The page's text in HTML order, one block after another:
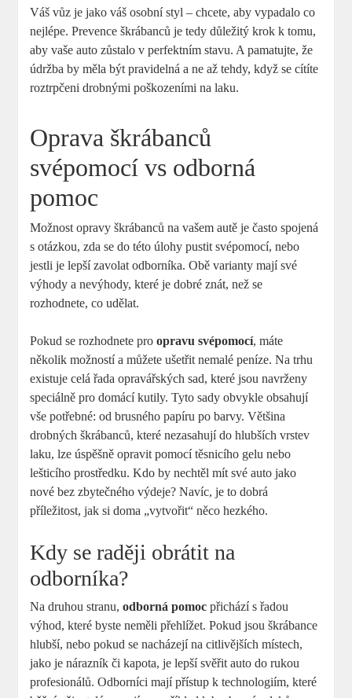
Váš vůz je jako váš osobní styl – chcete, aby vypadalo co
nejlépe. Prevence škrábanců je tedy důležitý krok k tomu,
aby vaše auto zůstalo v perfektním stavu. A pamatujte, že
údržba by měla být pravidelná a ne až tehdy, když se cítíte
roztrpčeni drobnými poškozeními na laku.
Oprava škrábanců
svépomocí vs odborná
pomoc
Možnost opravy škrábanců na vašem autě je často spojená
s otázkou, zda se do této úlohy pustit svépomocí, nebo
jestli je lepší zavolat odborníka. Obě varianty mají své
výhody a nevýhody, které je dobré znát, než se
rozhodnete, co udělat.
Pokud se rozhodnete proopravu svépomocí, máte
několik možností a můžete ušetřit nemalé peníze. Na trhu
existuje celá řada opravářských sad, které jsou navrženy
speciálně pro domácí kutily. Tyto sady obvykle obsahují
vše potřebné: od brusného papíru po barvy. Většina
drobných škrábanců, které nezasahují do hlubších vrstev
laku, lze úspěšně opravit pomocí těsnicího gelu nebo
lešticího prostředku. Kdo by nechtěl mít své auto jako
nové bez zbytečného výdeje? Navíc, je to dobrá
příležitost, jak si doma „vytvořit“ něco hezkého.
Kdy se raději obrátit na
odborníka?
Na druhou stranu,odborná pomoc přichází s řadou
výhod, které byste neměli přehlížet. Pokud jsou škrábance
hlubší, nebo pokud se nacházejí na citlivějších místech,
jako je nárazník či kapota, je lepší svěřit auto do rukou
profesionálů. Odborníci mají přístup k technologiím, které